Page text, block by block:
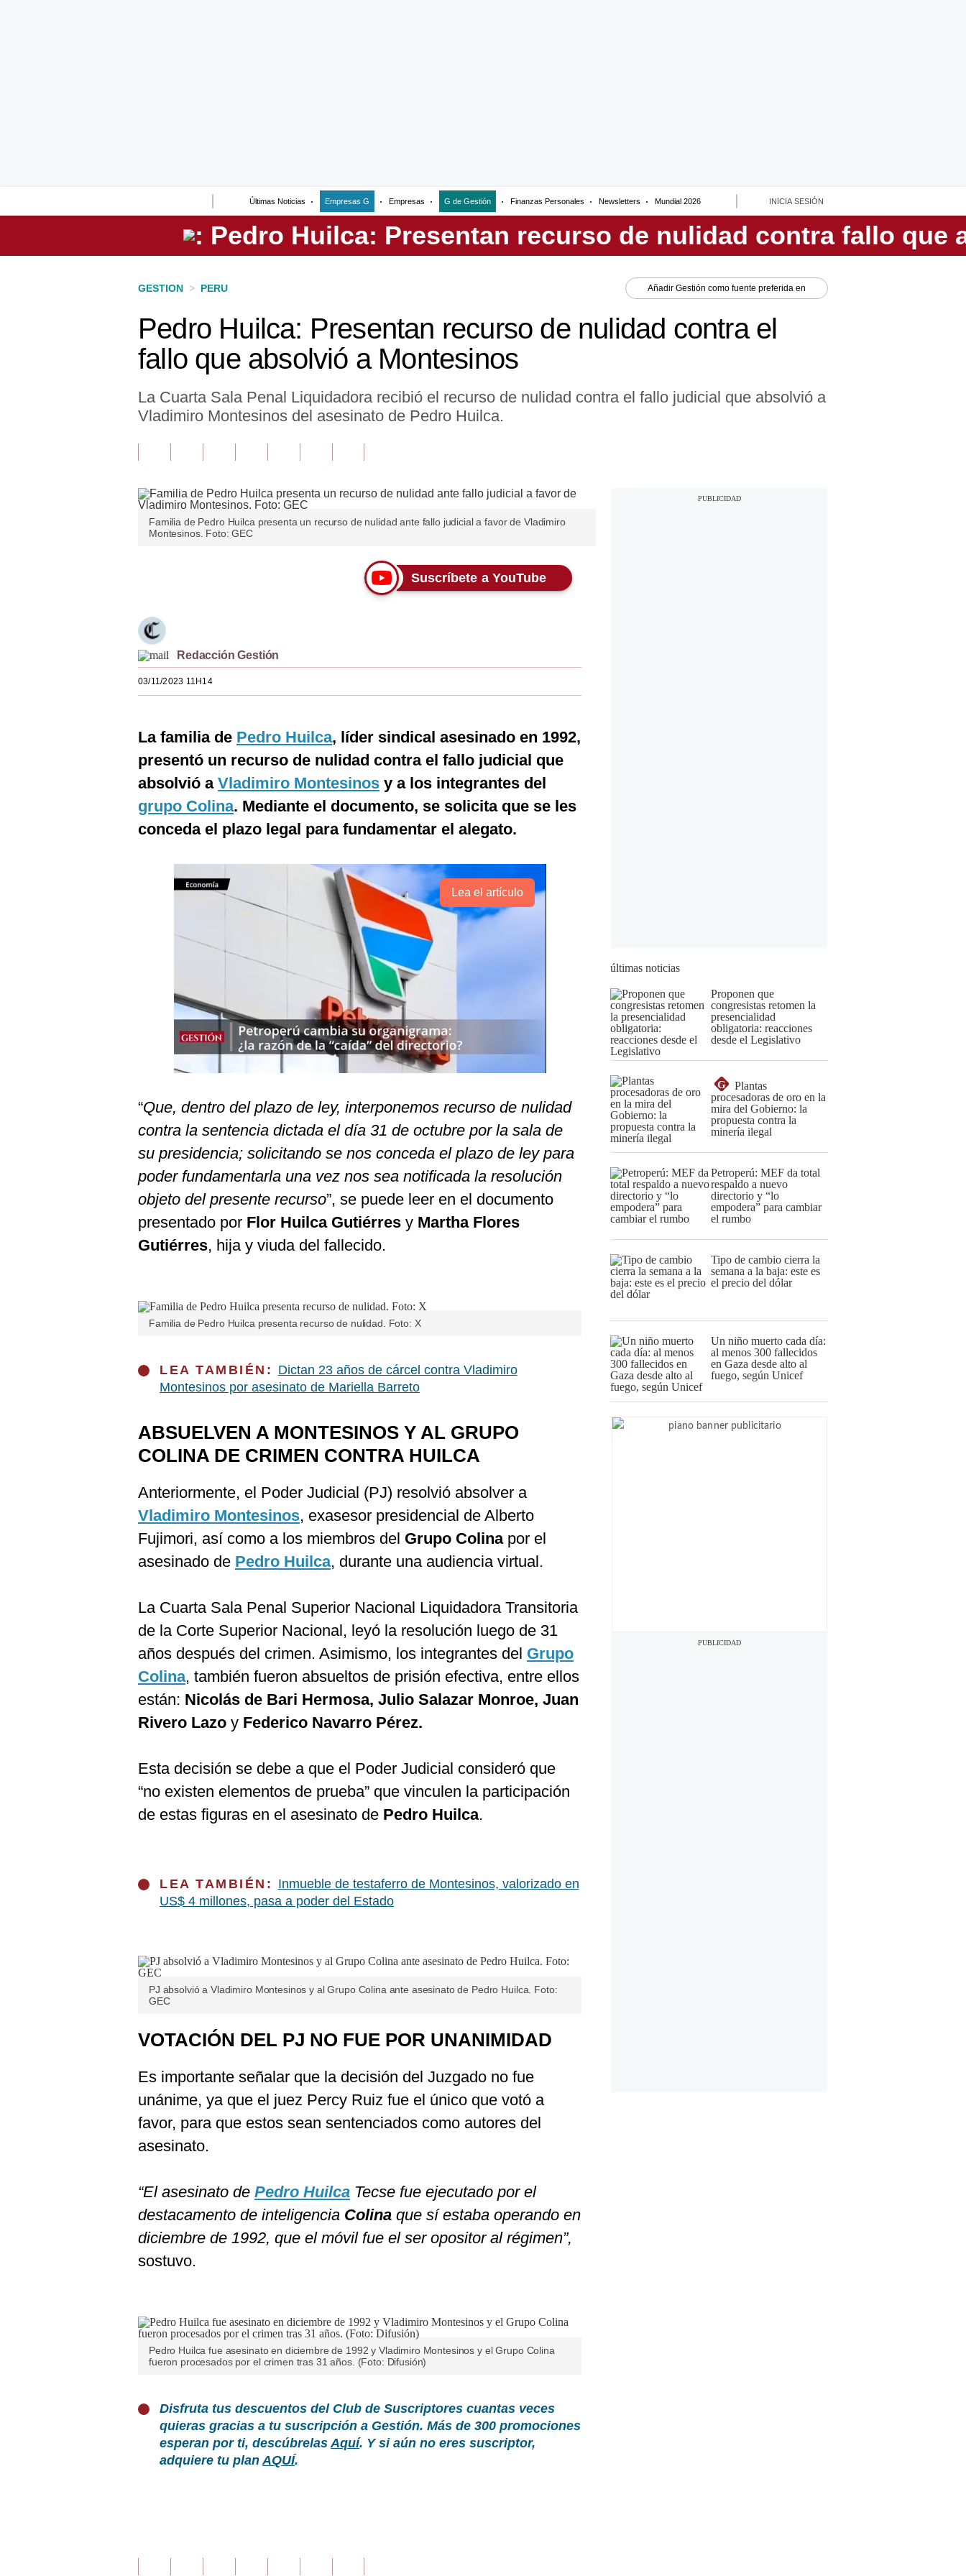
Últimas Noticias Empresas G Empresas G de Gestión Finanzas Personales Newsletters Mundial 2026 INICIA SESIÓN
Perú
GESTION > PERU Añadir Gestión como fuente preferida en
Pedro Huilca: Presentan recurso de nulidad contra el
fallo que absolvió a Montesinos
La Cuarta Sala Penal Liquidadora recibió el recurso de nulidad contra el fallo judicial que absolvió a
Vladimiro Montesinos del asesinato de Pedro Huilca.
Familia de Pedro Huilca presenta un recurso de nulidad ante fallo judicial a favor de Vladimiro
Montesinos. Foto: GEC
Suscríbete a YouTube
Redacción Gestión
03/11/2023 11H14
La familia de Pedro Huilca, líder sindical asesinado en 1992,
presentó un recurso de nulidad contra el fallo judicial que
absolvió a Vladimiro Montesinos y a los integrantes del
grupo Colina. Mediante el documento, se solicita que se les
conceda el plazo legal para fundamentar el alegato.
Lea el artículo
“Que, dentro del plazo de ley, interponemos recurso de nulidad
contra la sentencia dictada el día 31 de octubre por la sala de
su presidencia; solicitando se nos conceda el plazo de ley para
poder fundamentarla una vez nos sea notificada la resolución
objeto del presente recurso”, se puede leer en el documento
presentado por Flor Huilca Gutiérres y Martha Flores
Gutiérres, hija y viuda del fallecido.
Familia de Pedro Huilca presenta recurso de nulidad. Foto: X
LEA TAMBIÉN: Dictan 23 años de cárcel contra Vladimiro
Montesinos por asesinato de Mariella Barreto
ABSUELVEN A MONTESINOS Y AL GRUPO
COLINA DE CRIMEN CONTRA HUILCA
Anteriormente, el Poder Judicial (PJ) resolvió absolver a
Vladimiro Montesinos, exasesor presidencial de Alberto
Fujimori, así como a los miembros del Grupo Colinapor el
asesinado de Pedro Huilca, durante una audiencia virtual.
La Cuarta Sala Penal Superior Nacional Liquidadora Transitoria
de la Corte Superior Nacional, leyó la resolución luego de 31
años después del crimen. Asimismo, los integrantes del Grupo
Colina, también fueron absueltos de prisión efectiva, entre ellos
están: Nicolás de Bari Hermosa, Julio Salazar Monroe, Juan
Rivero Lazo y Federico Navarro Pérez.
Esta decisión se debe a que el Poder Judicial consideró que
“no existen elementos de prueba” que vinculen la participación
de estas figuras en el asesinato de Pedro Huilca.
LEA TAMBIÉN: Inmueble de testaferro de Montesinos, valorizado en
US$ 4 millones, pasa a poder del Estado
PJ absolvió a Vladimiro Montesinos y al Grupo Colina ante asesinato de Pedro Huilca. Foto:
GEC
VOTACIÓN DEL PJ NO FUE POR UNANIMIDAD
Es importante señalar que la decisión del Juzgado no fue
unánime, ya que el juez Percy Ruiz fue el único que votó a
favor, para que estos sean sentenciados como autores del
asesinato.
“El asesinato de Pedro Huilca Tecse fue ejecutado por el
destacamento de inteligencia Colina que sí estaba operando en
diciembre de 1992, que el móvil fue el ser opositor al régimen”,
sostuvo.
Pedro Huilca fue asesinato en diciembre de 1992 y Vladimiro Montesinos y el Grupo Colina
fueron procesados por el crimen tras 31 años. (Foto: Difusión)
Disfruta tus descuentos del Club de Suscriptores cuantas veces
quieras gracias a tu suscripción a Gestión. Más de 300 promociones
esperan por ti, descúbrelasAquí. Y si aún no eres suscriptor,
adquiere tu planAQUÍ.
últimas noticias
Proponen que
congresistas retomen la
presencialidad
obligatoria: reacciones
desde el Legislativo
G
Plantas
procesadoras de oro en la
mira del Gobierno: la
propuesta contra la
minería ilegal
Petroperú: MEF da total
respaldo a nuevo
directorio y “lo
empodera” para cambiar
el rumbo
Tipo de cambio cierra la
semana a la baja: este es
el precio del dólar
Un niño muerto cada día:
al menos 300 fallecidos
en Gaza desde alto al
fuego, según Unicef